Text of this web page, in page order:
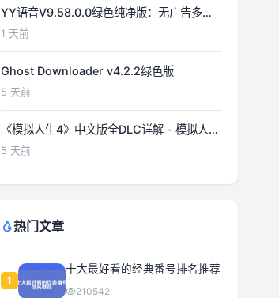
YY语音V9.58.0.0绿色纯净版：无广告多开
体验优化
1 天前
Ghost Downloader v4.2.2绿色版
5 天前
《模拟人生4》中文版全DLC详解 - 模拟人生
游戏指南
5 天前
热门文章
1
十大最好看的经典番号排名推荐
210542